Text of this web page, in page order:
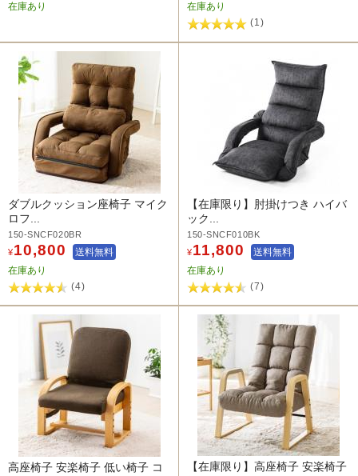
在庫あり
在庫あり
(1)
ダブルクッション座椅子 マイク
ロフ...
150-SNCF020BR
¥10,800
送料無料
在庫あり
(4)
【在庫限り】肘掛けつき ハイバ
ック...
150-SNCF010BK
¥11,800
送料無料
在庫あり
(7)
高座椅子 安楽椅子 低い椅子 コ
【在庫限り】高座椅子 安楽椅子